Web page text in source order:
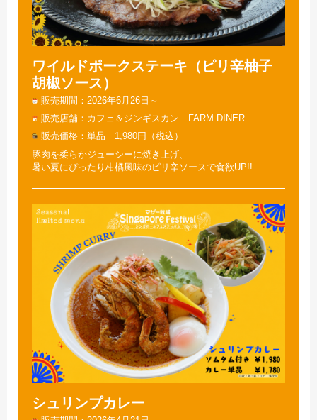
ワイルドポークステーキ（ピリ辛柚子
胡椒ソース）
販売期間
2026年6月26日～
販売店舗
カフェ＆ジンギスカン FARM DINER
販売価格
単品 1,980円（税込）
豚肉を柔らかジューシーに焼き上げ、
暑い夏にぴったり柑橘風味のピリ辛ソースで食欲UP!!
シュリンプカレー